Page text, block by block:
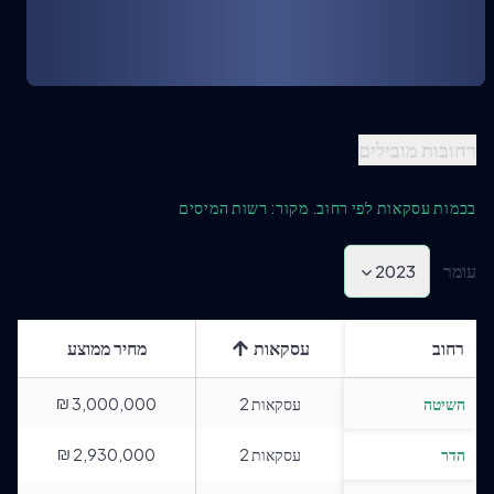
רחובות מובילים
בכמות עסקאות לפי רחוב. מקור: רשות המיסים
2023 עומר
רחוב עסקאות מחיר ממוצע
השיטה עסקאות 2
₪3,000,000
הדר עסקאות 2
₪ 2,930,000